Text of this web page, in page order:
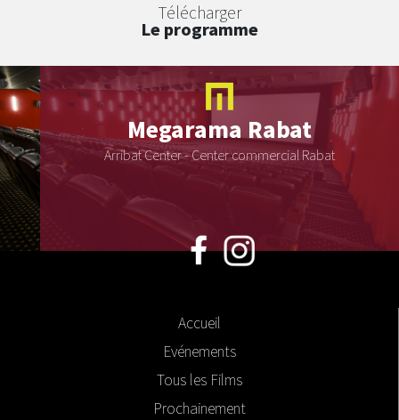
Télécharger
Le programme
Megarama Rabat
Arribat Center - Center commercial Rabat
Accueil
Evénements
Tous les Films
Prochainement